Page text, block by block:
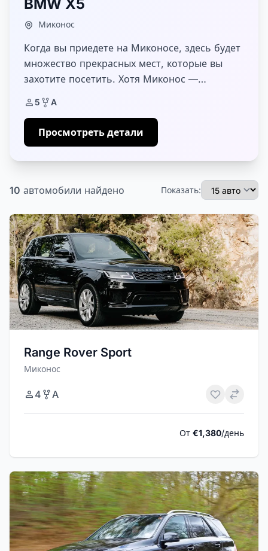
BMW X5
Миконос
Когда вы приедете на Миконосе, здесь будет
множество прекрасных мест, которые вы
захотите посетить. Хотя Миконос —
довольно маленький остров, скорее всего,
вы не сможете увидеть его полностью без
арен...
5 A
Просмотреть детали
10 автомобили найдено Показать:
Range Rover Sport
Миконос
4 A
От €1,380/день